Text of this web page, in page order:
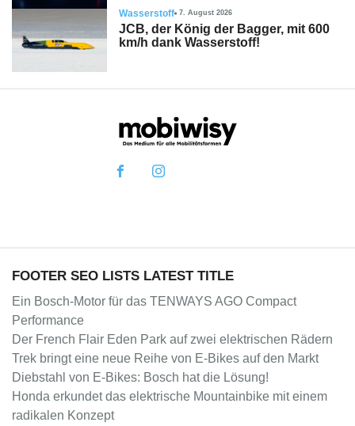
Wasserstoff 7. August 2026
JCB, der König der Bagger, mit 600
km/h dank Wasserstoff!
FOOTER SEO LISTS LATEST TITLE
Ein Bosch-Motor für das TENWAYS AGO Compact
Performance
Der French Flair Eden Park auf zwei elektrischen Rädern
Trek bringt eine neue Reihe von E-Bikes auf den Markt
Diebstahl von E-Bikes: Bosch hat die Lösung!
Honda erkundet das elektrische Mountainbike mit einem
radikalen Konzept